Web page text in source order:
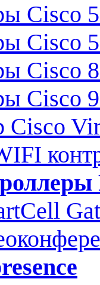
Cisco
Cisco
Cisco
Cisco
Cisco